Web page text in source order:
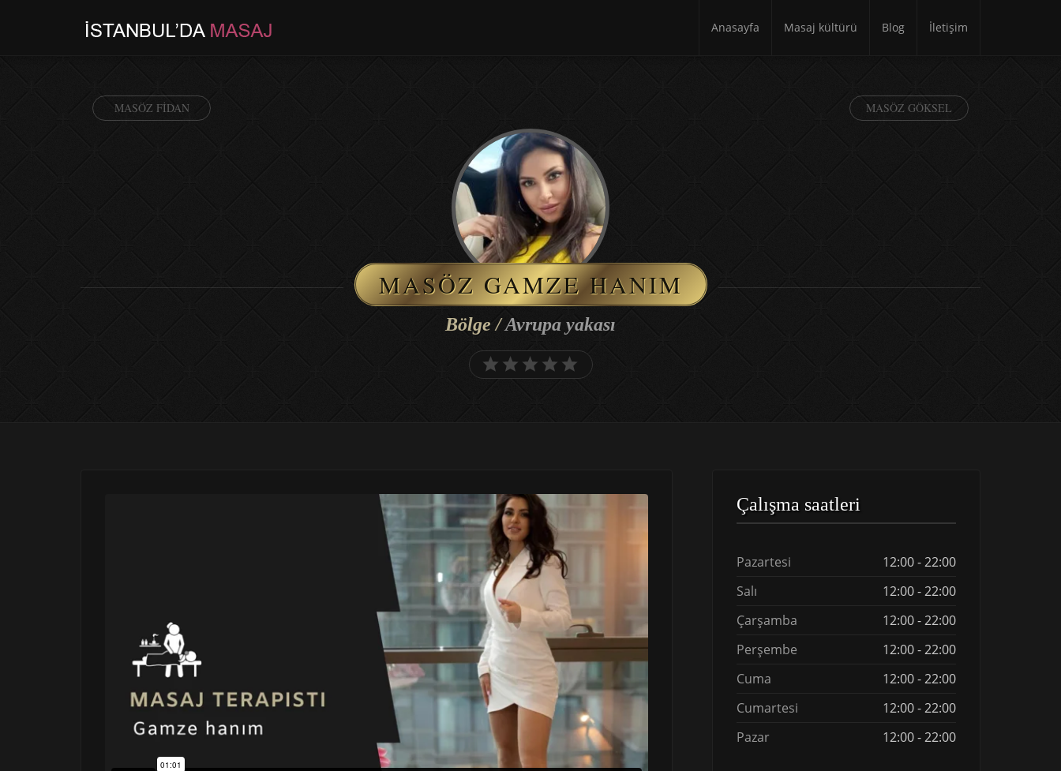
Anasayfa Masaj kültürü Blog İletişim
MASÖZ FIDAN MASÖZ GÖKSEL
MASÖZ GAMZE HANIM
Bölge /Avrupa yakası
Çalışma saatleri
Pazartesi
12:00 - 22:00
Salı
12:00 - 22:00
Çarşamba
12:00 - 22:00
Perşembe
12:00 - 22:00
Cuma
12:00 - 22:00
Cumartesi
12:00 - 22:00
Pazar
12:00 - 22:00